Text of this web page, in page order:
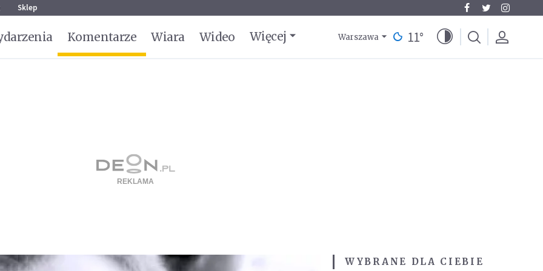
Sklep
Komentarze Wiara Wideo Więcej Warszawa 11°
WYBRANE DLA CIEBIE